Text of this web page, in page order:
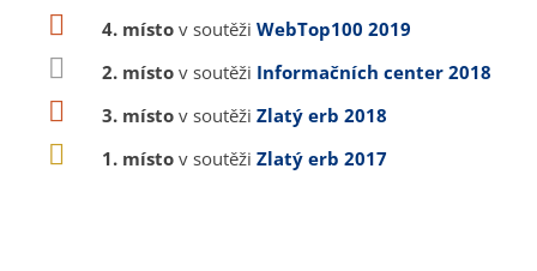
4. místo v soutěži WebTop100 2019
2. místo v soutěži Informačních center 2018
3. místo v soutěži Zlatý erb 2018
1. místo v soutěži Zlatý erb 2017